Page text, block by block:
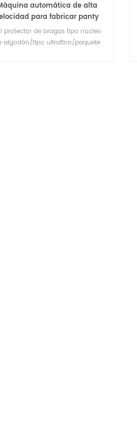
automática de alta
para fabricar panty
mini compresas sanitarias
para mujeres
protector de bragas tipo núcleo
algodón/tipo ultrafino/paquete